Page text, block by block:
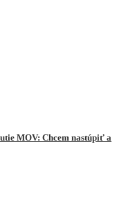
MOV: Chcem nastúpiť a